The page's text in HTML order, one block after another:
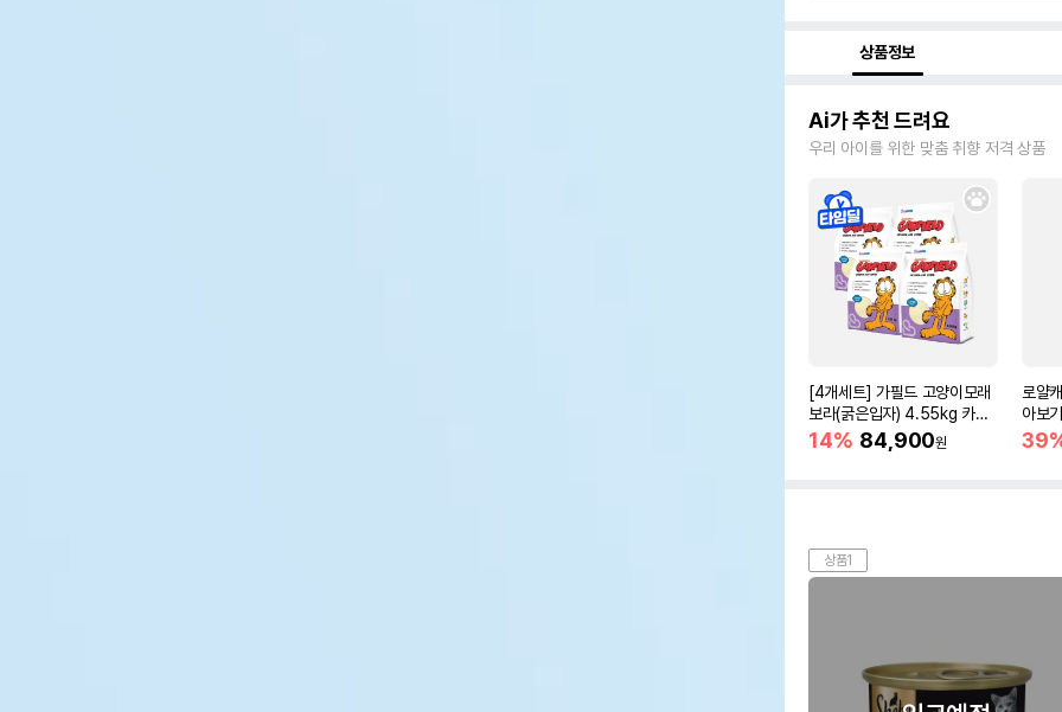
상품정보
Ai가 추천 드려요
우리 아이를 위한 맞춤 취향 저격 상품
[4개세트] 가필드 고양이모래
보라(굵은입자) 4.55kg 카사
바모래
14% 84,900원
로얄
아보
상품1